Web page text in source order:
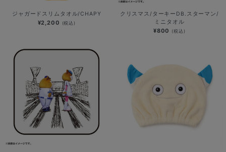
ジャガードスリムタオル/CHAPY
¥2,200 (税込)
クリスマス/ターキーDB.スターマン/
ミニタオル
¥800 (税込)